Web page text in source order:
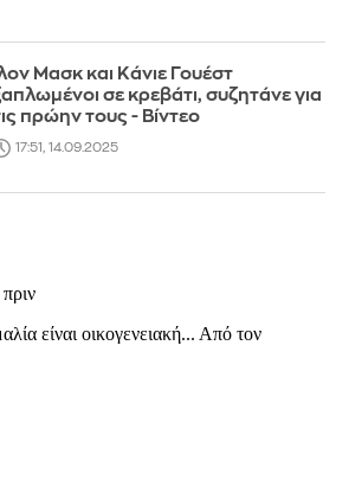
Μασκ και Κάνιε Γουέστ
σε κρεβάτι, συζητάνε για
πρώην τους - Βίντεο
17:51, 14.09.2025